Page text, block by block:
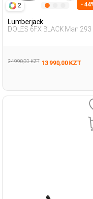
2 -
Lumberjack
DOLES 6FX BLACK Man 293
24 990,00 KZT 13 990,00 KZT